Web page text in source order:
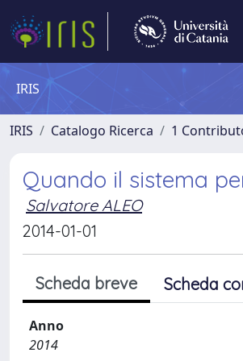
IRIS
IRIS Catalogo Ricerca 1
Quando il sistema
Salvatore ALEO
2014-01-01
Scheda breve Scheda
Anno
2014